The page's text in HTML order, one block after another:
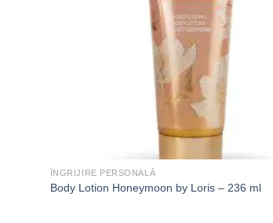
ÎNGRIJIRE PERSONALĂ
Body Lotion Honeymoon by Loris – 236 ml